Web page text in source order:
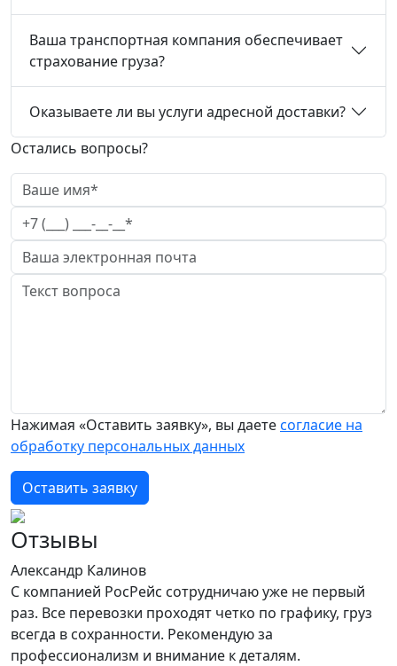
Ваша транспортная компания обеспечивает
страхование груза?
Оказываете ли вы услуги адресной доставки?
Остались вопросы?
Нажимая «Оставить заявку», вы даетесогласие на
обработку персональных данных
Оставить заявку
Отзывы
Александр Калинов
С компанией РосРейс сотрудничаю уже не первый
раз. Все перевозки проходят четко по графику, груз
всегда в сохранности. Рекомендую за
профессионализм и внимание к деталям.